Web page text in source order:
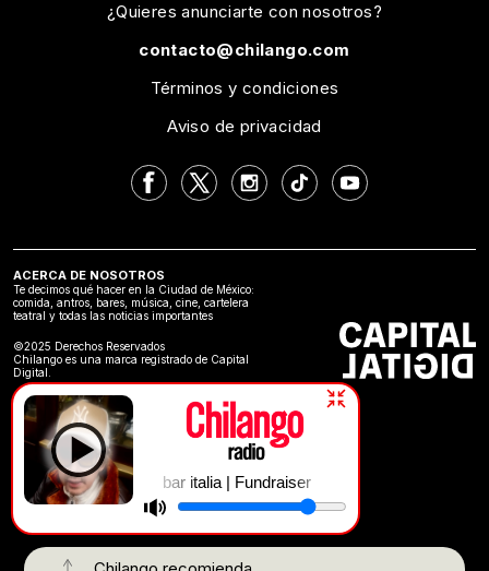
bar italia | Fundraiser
¿Quieres anunciarte con nosotros?
contacto@chilango.com
Términos y condiciones
Aviso de privacidad
ACERCA DE NOSOTROS
Te decimos qué hacer en la Ciudad de México:
comida, antros, bares, música, cine, cartelera
teatral y todas las noticias importantes
©2025 Derechos Reservados
Chilango es una marca registrado de Capital
Digital.